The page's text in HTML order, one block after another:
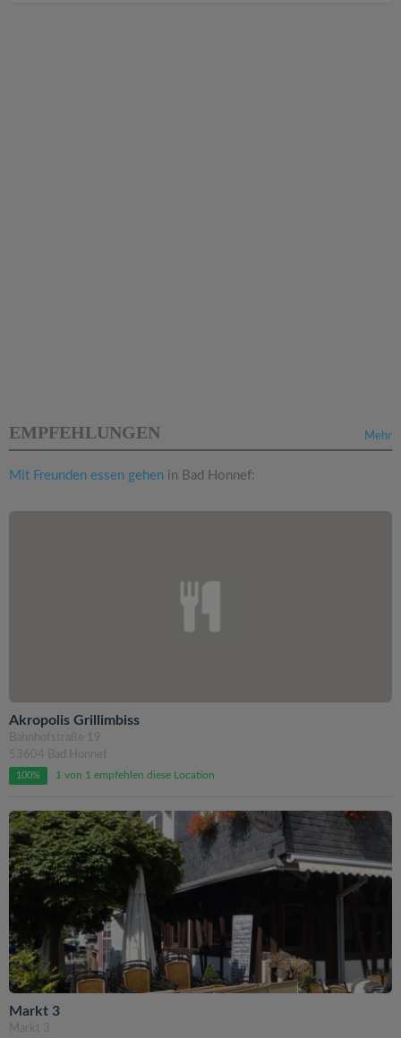
Mehr
EMPFEHLUNGEN
Mit Freunden essen gehen in Bad Honnef:
Akropolis Grillimbiss
Bahnhofstraße 19
53604 Bad Honnef
100% 1 von 1 empfehlen diese Location
Markt 3
Markt 3